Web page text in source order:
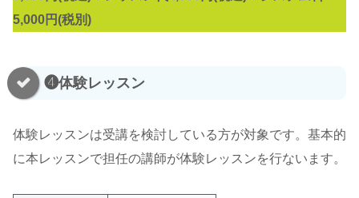
5,000円(税別)
❹体験レッスン
体験レッスンは受講を検討している方が対象です。基本的
に本レッスンで担任の講師が体験レッスンを行ないます。